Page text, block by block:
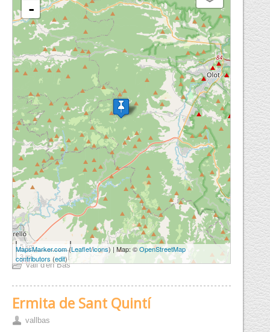
-
5 km
3 mi
MapsMarker.com(Leaflet/icons) | Map: ©OpenStreetMap
contributors (edit)
Vall d'en Bas
Ermita de Sant Quintí
vallbas